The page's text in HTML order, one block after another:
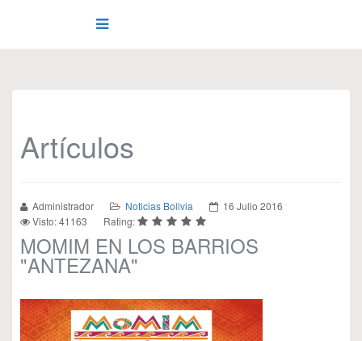
Artículos
Administrador Noticias Bolivia
16 Julio 2016
Visto: 41163
Rating:
MOMIM EN LOS BARRIOS
"ANTEZANA"